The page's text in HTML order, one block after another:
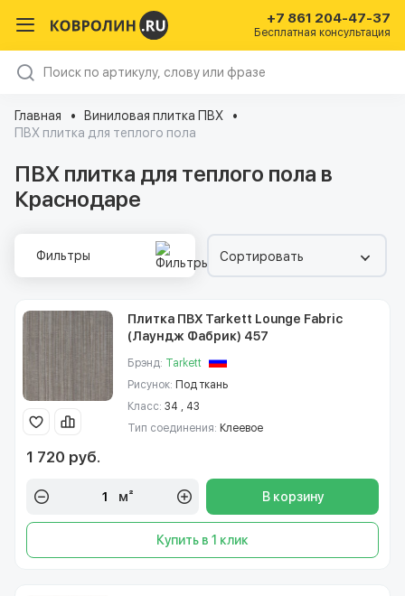
+7 861 204-47-37
Бесплатная консультация
Главная
Виниловая плитка ПВХ
ПВХ плитка для теплого пола
ПВХ плитка для теплого пола в
Краснодаре
Фильтры Сортировать
Плитка ПВХ Tarkett Lounge Fabric
(Лаундж Фабрик) 457
Брэнд: Tarkett
Рисунок: Под ткань
Класс: 34 , 43
Тип соединения: Клеевое
1 720 руб.
м² В корзину
Купить в 1 клик